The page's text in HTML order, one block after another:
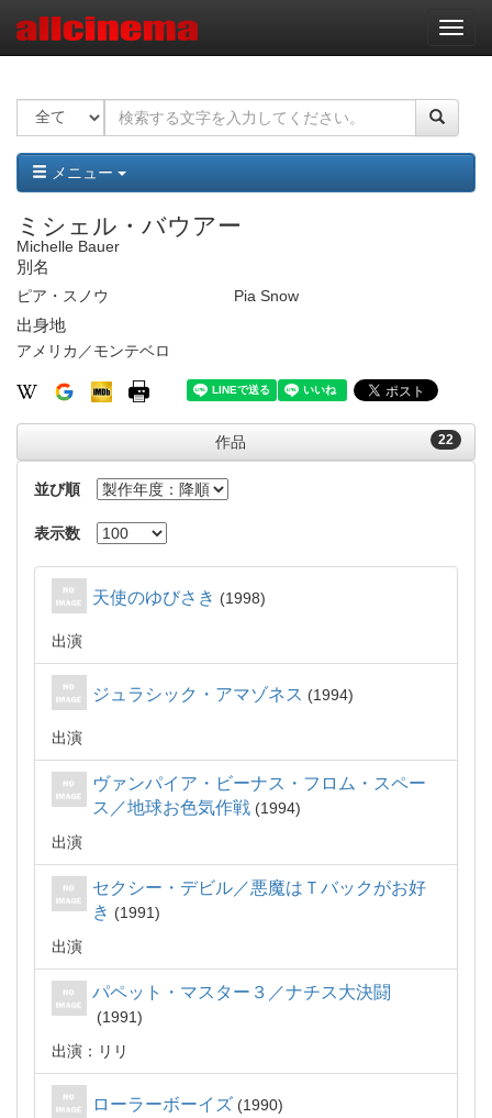
ナ
ビ
ー
ョ
ン
メニュー
ミシェル・バウアー
Michelle Bauer
別名
ピア・スノウ Pia Snow
出身地
アメリカ／モンテベロ
22
作品
並び順
表示数
天使のゆびさき 1998
出演
ジュラシック・アマゾネス 1994
出演
ヴァンパイア・ビーナス・フロム・スペー
ス／地球お色気作戦
1994
出演
セクシー・デビル／悪魔はＴバックがお好
き
1991
出演
パペット・マスター３／ナチス大決闘
1991
出演：リリ
ローラーボーイズ 1990